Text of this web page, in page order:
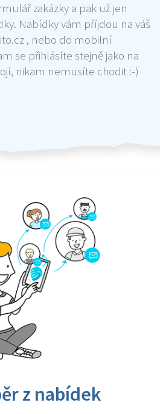
zakázky a pak už jen
Nabídky vám příjdou na váš
, nebo do mobilní
se přihlásíte stejně jako na
nikam nemusíte chodit :-)
z nabídek